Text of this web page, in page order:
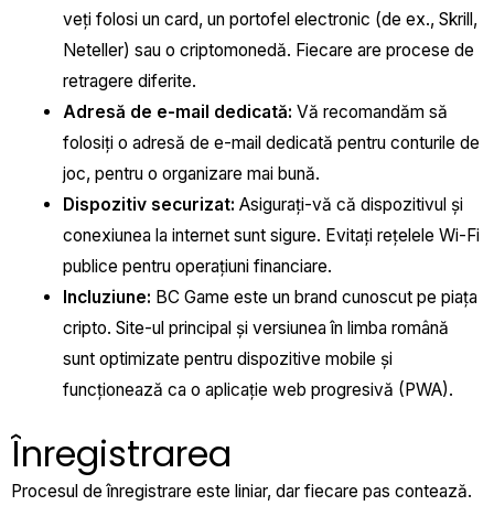
veți folosi un card, un portofel electronic (de ex., Skrill,
Neteller) sau o criptomonedă. Fiecare are procese de
retragere diferite.
Adresă de e-mail dedicată: Vă recomandăm să
folosiți o adresă de e-mail dedicată pentru conturile de
joc, pentru o organizare mai bună.
Dispozitiv securizat: Asigurați-vă că dispozitivul și
conexiunea la internet sunt sigure. Evitați rețelele Wi-Fi
publice pentru operațiuni financiare.
Incluziune: BC Game este un brand cunoscut pe piața
cripto. Site-ul principal și versiunea în limba română
sunt optimizate pentru dispozitive mobile și
funcționează ca o aplicație web progresivă (PWA).
Înregistrarea
Procesul de înregistrare este liniar, dar fiecare pas contează.